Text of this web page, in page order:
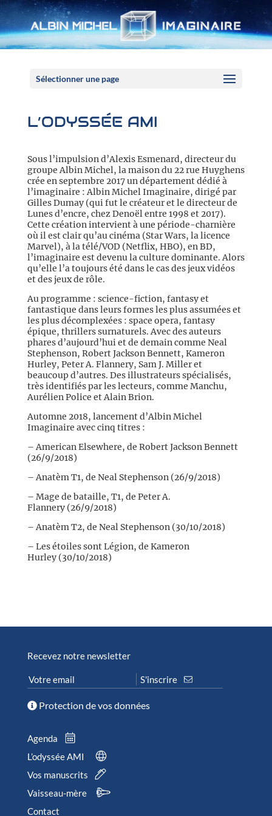
Sélectionner une page
L’ODYSSÉE AMI
Sous l’impulsion d’Alexis Esmenard, directeur du
groupe Albin Michel, la maison du 22 rue Huyghens
crée en septembre 2017 un département dédié à
l’imaginaire : Albin Michel Imaginaire, dirigé par
Gilles Dumay (qui fut le créateur et le directeur de
Lunes d’encre, chez Denoël entre 1998 et 2017).
Cette création intervient à une période-charnière
où il est clair qu’au cinéma (Star Wars, la licence
Marvel), à la télé/VOD (Netflix, HBO), en BD,
l’imaginaire est devenu la culture dominante. Alors
qu’elle l’a toujours été dans le cas des jeux vidéos
et des jeux de rôle.
Au programme : science-fiction, fantasy et
fantastique dans leurs formes les plus assumées et
les plus décomplexées : space opera, fantasy
épique, thrillers surnaturels. Avec des auteurs
phares d’aujourd’hui et de demain comme Neal
Stephenson, Robert Jackson Bennett, Kameron
Hurley, Peter A. Flannery, Sam J. Miller et
beaucoup d’autres. Des illustrateurs spécialisés,
très identifiés par les lecteurs, comme Manchu,
Aurélien Police et Alain Brion.
Automne 2018, lancement d’Albin Michel
Imaginaire avec cinq titres :
– American Elsewhere, de Robert Jackson Bennett
(26/9/2018)
– Anatèm T1, de Neal Stephenson (26/9/2018)
– Mage de bataille, T1, de Peter A.
Flannery (26/9/2018)
– Anatèm T2, de Neal Stephenson (30/10/2018)
– Les étoiles sont Légion, de Kameron
Hurley (30/10/2018)
Recevez notre newsletter
Protection de vos données
Agenda
L’odyssée AMI
Vos manuscrits
Vaisseau-mère
Contact
Panneau de gestion des cookies